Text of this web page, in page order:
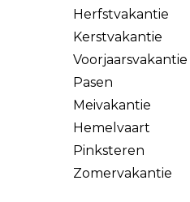
Herfstvakantie
Kerstvakantie
Voorjaarsvakantie
Pasen
Meivakantie
Hemelvaart
Pinksteren
Zomervakantie